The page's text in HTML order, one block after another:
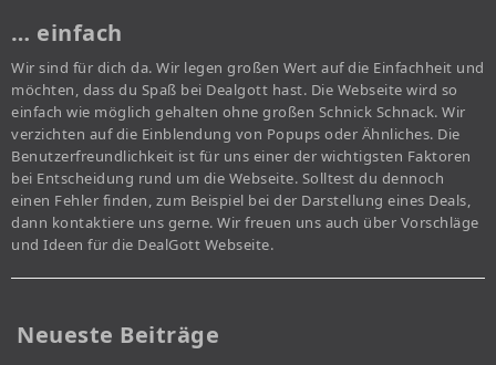
… einfach
Wir sind für dich da. Wir legen großen Wert auf die Einfachheit und
möchten, dass du Spaß bei Dealgott hast. Die Webseite wird so
einfach wie möglich gehalten ohne großen Schnick Schnack. Wir
verzichten auf die Einblendung von Popups oder Ähnliches. Die
Benutzerfreundlichkeit ist für uns einer der wichtigsten Faktoren
bei Entscheidung rund um die Webseite. Solltest du dennoch
einen Fehler finden, zum Beispiel bei der Darstellung eines Deals,
dann kontaktiere uns gerne. Wir freuen uns auch über Vorschläge
und Ideen für die DealGott Webseite.
Neueste Beiträge